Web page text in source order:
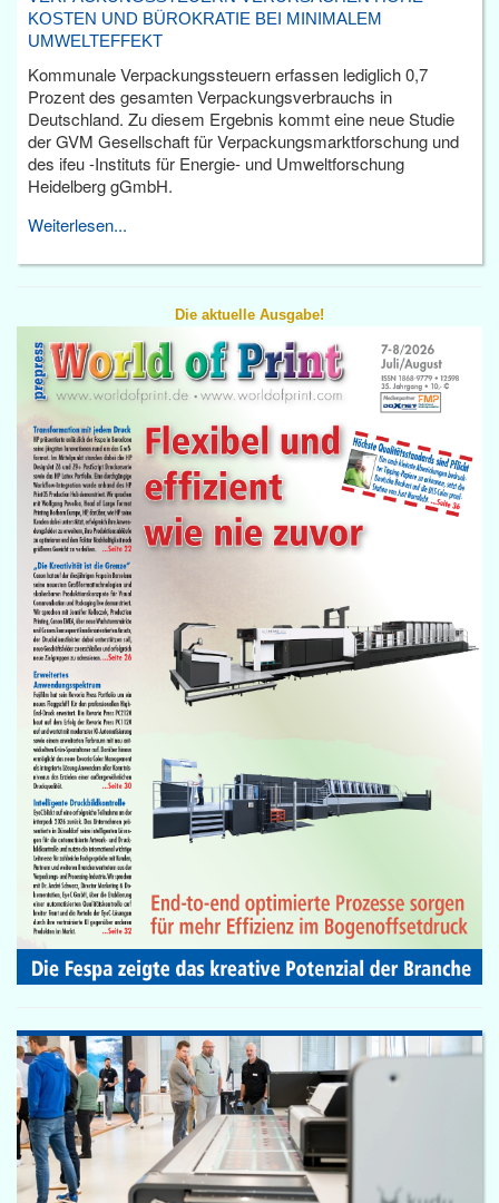
KOSTEN UND BÜROKRATIE BEI MINIMALEM
UMWELTEFFEKT
Kommunale Verpackungssteuern erfassen lediglich 0,7
Prozent des gesamten Verpackungsverbrauchs in
Deutschland. Zu diesem Ergebnis kommt eine neue Studie
der GVM Gesellschaft für Verpackungsmarktforschung und
des ifeu -Instituts für Energie- und Umweltforschung
Heidelberg gGmbH.
Weiterlesen...
Die aktuelle Ausgabe!